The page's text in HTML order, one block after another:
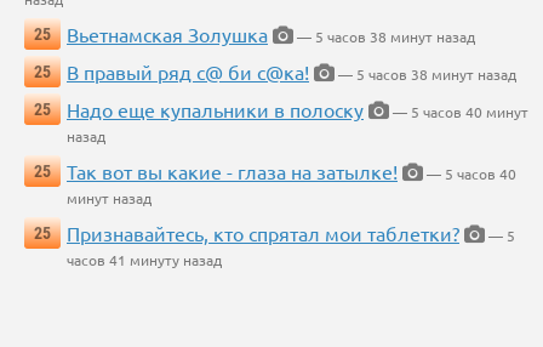
25
Вьетнамская Золушка
— 5 часов 38 минут назад
25
В правый ряд с@ би с@ка!
— 5 часов 38 минут назад
25
Надо еще купальники в полоску
— 5 часов 40 минут
назад
25
Так вот вы какие - глаза на затылке!
— 5 часов 40
минут назад
25
Признавайтесь, кто спрятал мои таблетки?
— 5
часов 41 минуту назад